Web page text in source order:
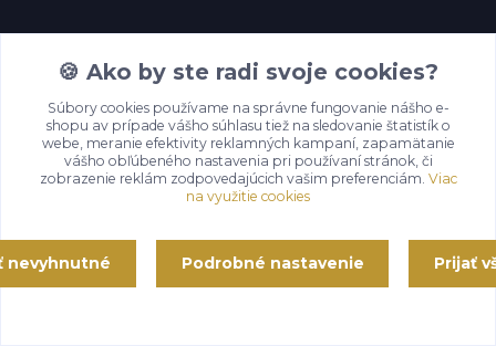
Kontakty
Zavolajte nám.
0914 409 999
info@123tonery.com
🍪 Ako by ste radi svoje cookies?
Súbory cookies používame na správne fungovanie nášho e-
shopu av prípade vášho súhlasu tiež na sledovanie štatistík o
webe, meranie efektivity reklamných kampaní, zapamätanie
vášho obľúbeného nastavenia pri používaní stránok, či
zobrazenie reklám zodpovedajúcich vašim preferenciám. Viac
na využitie cookies
nevyhnutné Podrobné nastavenie Prijať